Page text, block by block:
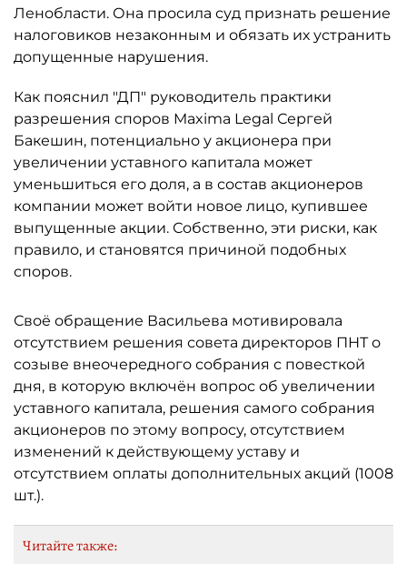
Ленобласти. Она просила суд признать решение
налоговиков незаконным и обязать их устранить
допущенные нарушения.
Как пояснил "ДП" руководитель практики
разрешения споров Maxima Legal Сергей
Бакешин, потенциально у акционера при
увеличении уставного капитала может
уменьшиться его доля, а в состав акционеров
компании может войти новое лицо, купившее
выпущенные акции. Собственно, эти риски, как
правило, и становятся причиной подобных
споров.
Своё обращение Васильева мотивировала
отсутствием решения совета директоров ПНТ о
созыве внеочередного собрания с повесткой
дня, в которую включён вопрос об увеличении
уставного капитала, решения самого собрания
акционеров по этому вопросу, отсутствием
изменений к действующему уставу и
отсутствием оплаты дополнительных акций (1008
шт.).
Читайте также: